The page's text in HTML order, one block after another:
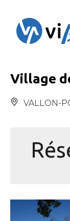
Village
VALLON-